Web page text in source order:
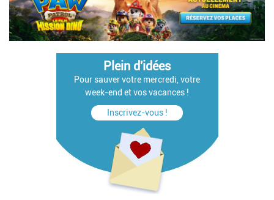
Plein d'idées
Pour sauver votre mercredi, votre
week-end et vos vacances !
Inscrivez-vous !